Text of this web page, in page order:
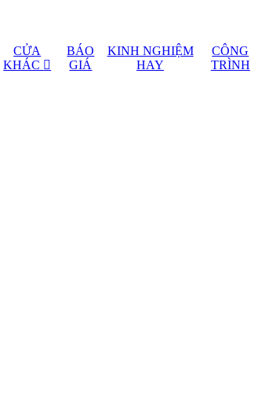
CỬA
KHÁC
BÁO
GIÁ
KINH NGHIỆM
HAY
CÔNG
TRÌNH